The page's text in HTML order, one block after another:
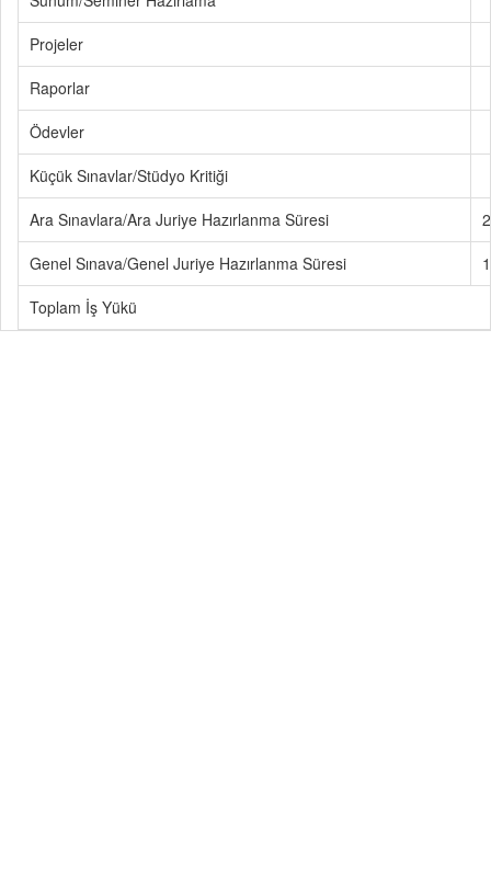
Projeler
Raporlar
Ödevler
Küçük Sınavlar/Stüdyo Kritiği
Ara Sınavlara/Ara Juriye Hazırlanma Süresi
2
Genel Sınava/Genel Juriye Hazırlanma Süresi
1
Toplam İş Yükü